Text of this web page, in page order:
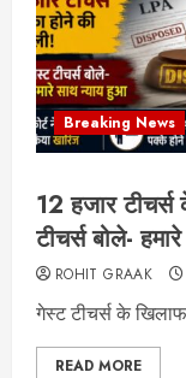
Breaking News
12 हजार
टीचर्स बोले-
ROHIT GRAAK
गेस्ट टीचर्स के
READ MORE